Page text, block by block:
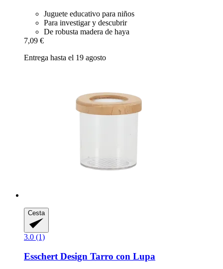
Juguete educativo para niños
Para investigar y descubrir
De robusta madera de haya
7,09 €
Entrega hasta el 19 agosto
Cesta
3.0 (1)
Esschert Design Tarro con Lupa